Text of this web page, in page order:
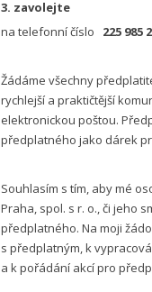
3. zavolejte
na telefonní číslo
225 985
Žádáme všechny
rychlejší a praktičtější
elektronickou poštou.
předplatného jako dárek
Souhlasím s tím, aby mé
Praha, spol. s r. o., či jeho
předplatného. Na moji
s předplatným, k
a k pořádání akcí pro